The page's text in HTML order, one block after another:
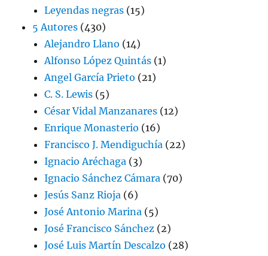
Leyendas negras (15)
5 Autores (430)
Alejandro Llano (14)
Alfonso López Quintás (1)
Angel García Prieto (21)
C. S. Lewis (5)
César Vidal Manzanares (12)
Enrique Monasterio (16)
Francisco J. Mendiguchía (22)
Ignacio Aréchaga (3)
Ignacio Sánchez Cámara (70)
Jesús Sanz Rioja (6)
José Antonio Marina (5)
José Francisco Sánchez (2)
José Luis Martín Descalzo (28)